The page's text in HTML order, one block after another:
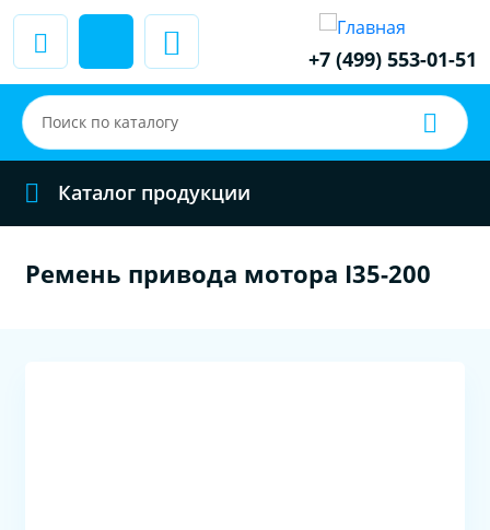
+7 (499) 553-01-51
Каталог продукции
Ремень привода мотора I35-200